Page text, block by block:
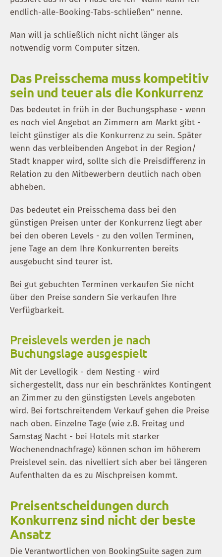
endlich-alle-Booking-Tabs-schließen" nenne.
Man will ja schließlich nicht nicht länger als
notwendig vorm Computer sitzen.
Das Preisschema muss kompetitiv
sein und teuer als die Konkurrenz
Das bedeutet in früh in der Buchungsphase - wenn
es noch viel Angebot an Zimmern am Markt gibt -
leicht günstiger als die Konkurrenz zu sein. Später
wenn das verbleibenden Angebot in der Region/
Stadt knapper wird, sollte sich die Preisdifferenz in
Relation zu den Mitbewerbern deutlich nach oben
abheben.
Das bedeutet ein Preisschema dass bei den
günstigen Preisen unter der Konkurrenz liegt aber
bei den oberen Levels - zu den vollen Terminen,
jene Tage an dem Ihre Konkurrenten bereits
ausgebucht sind teurer ist.
Bei gut gebuchten Terminen verkaufen Sie nicht
über den Preise sondern Sie verkaufen Ihre
Verfügbarkeit.
Preislevels werden je nach
Buchungslage ausgespielt
Mit der Levellogik - dem Nesting - wird
sichergestellt, dass nur ein beschränktes Kontingent
an Zimmer zu den günstigsten Levels angeboten
wird. Bei fortschreitendem Verkauf gehen die Preise
nach oben. Einzelne Tage (wie z.B. Freitag und
Samstag Nacht - bei Hotels mit starker
Wochenendnachfrage) können schon im höherem
Preislevel sein. das nivelliert sich aber bei längeren
Aufenthalten da es zu Mischpreisen kommt.
Preisentscheidungen durch
Konkurrenz sind nicht der beste
Ansatz
Die Verantwortlichen von BookingSuite sagen zum